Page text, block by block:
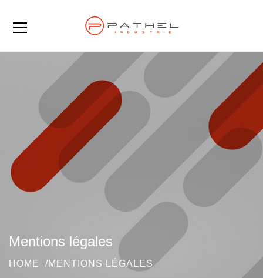
Mentions légales
HOME MENTIONS LÉGALES